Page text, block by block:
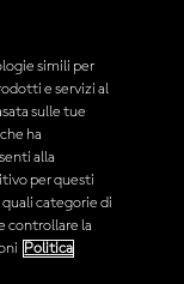
i diritti riservati.
simili per
e servizi al
sulle tue
ha
alla
per questi
quali categorie di
controllare la
Politica